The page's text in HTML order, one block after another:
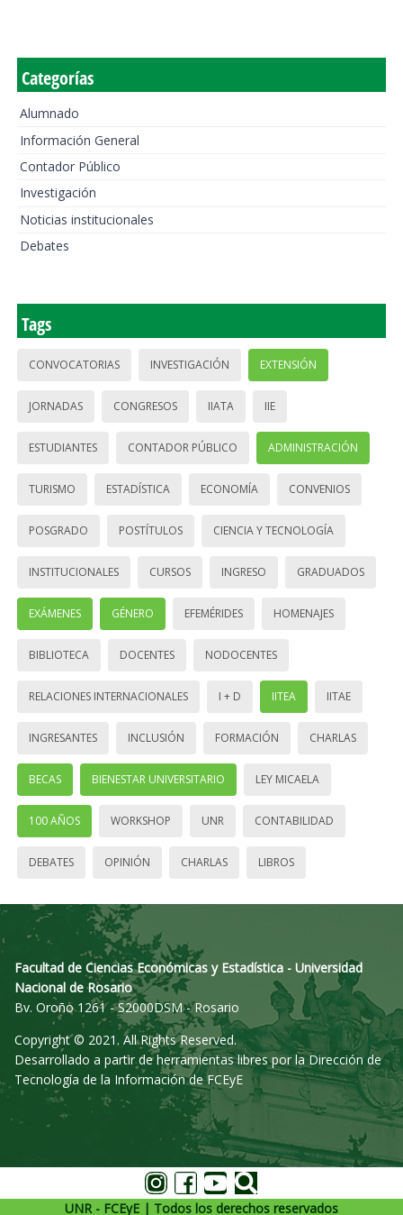
Categorías
Alumnado
Información General
Contador Público
Investigación
Noticias institucionales
Debates
Tags
CONVOCATORIAS INVESTIGACIÓN EXTENSIÓN
JORNADAS CONGRESOS IIATA IIE
ESTUDIANTES CONTADOR PÚBLICO ADMINISTRACIÓN
TURISMO ESTADÍSTICA ECONOMÍA CONVENIOS
POSGRADO POSTÍTULOS CIENCIA Y TECNOLOGÍA
INSTITUCIONALES CURSOS INGRESO GRADUADOS
EXÁMENES GÉNERO EFEMÉRIDES HOMENAJES
BIBLIOTECA DOCENTES NODOCENTES
RELACIONES INTERNACIONALES I + D IITEA IITAE
INGRESANTES INCLUSIÓN FORMACIÓN CHARLAS
BECAS BIENESTAR UNIVERSITARIO LEY MICAELA
100 AÑOS WORKSHOP UNR CONTABILIDAD
DEBATES OPINIÓN CHARLAS LIBROS
Facultad de Ciencias Económicas y Estadística - Universidad
Nacional de Rosario
Bv. Oroño 1261 - S2000DSM - Rosario
Copyright © 2021. All Rights Reserved.
Desarrollado a partir de herramientas libres por la Dirección de
Tecnología de la Información de FCEyE
UNR - FCEyE | Todos los derechos reservados